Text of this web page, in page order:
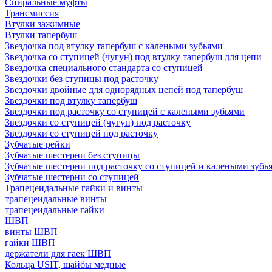
Спиральные муфты
Трансмиссия
Втулки зажимные
Втулки тапербуш
Звездочка под втулку тапербуш c калеными зубьями
Звездочка со ступицей (чугун) под втулку тапербуш для цепи
Звездочка специального стандарта со ступицей
Звездочки без ступицы под расточку
Звездочки двойные для однорядных цепей под тапербуш
Звездочки под втулку тапербуш
Звездочки под расточку со ступицей с калеными зубьями
Звездочки со ступицей (чугун) под расточку
Звездочки со ступицей под расточку
Зубчатые рейки
Зубчатые шестерни без ступицы
Зубчатые шестерни под расточку со ступицей и калеными
Зубчатые шестерни со ступицей
Трапецеидальные гайки и винты
трапецеидальные винты
трапецеидальные гайки
ШВП
винты ШВП
гайки ШВП
держатели для гаек ШВП
Кольца USIT, шайбы медные